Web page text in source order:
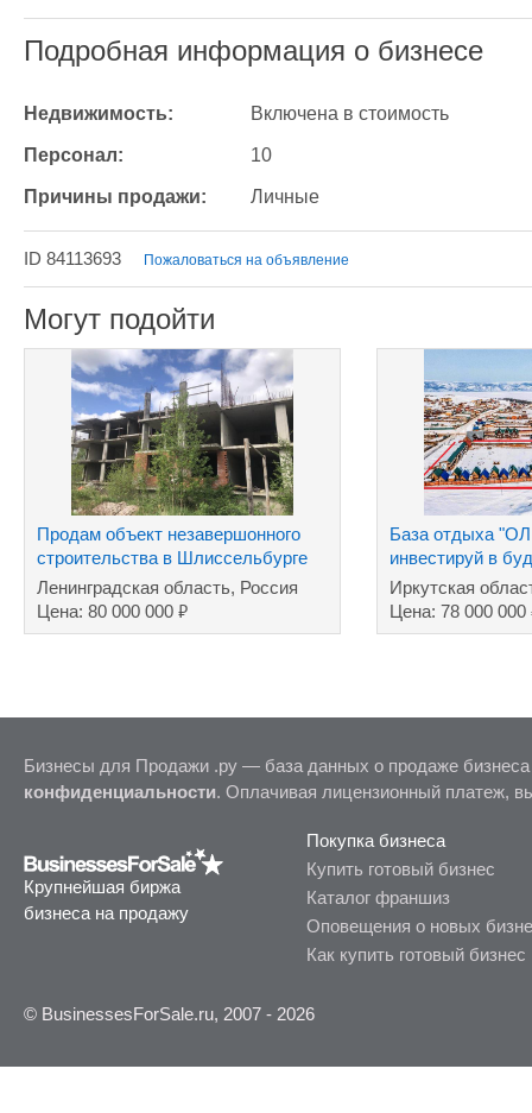
Подробная информация о бизнесе
Недвижимость: Включена в стоимость
Персонал: 10
Причины продажи: Личные
ID 84113693 Пожаловаться на объявление
Могут подойти
Продам объект незавершонного
строительства в Шлиссельбурге
Леноблость
Ленинградская область, Россия
Цена: 80 000 000 ₽
База отдыха
инвестируй в
Иркутская
Цена: 78 000 000
Бизнесы для Продажи .ру — база данных о продаже
конфиденциальности. Оплачивая лицензионный платеж,
Крупнейшая биржа
бизнеса на продажу
Покупка бизнеса
Купить готовый бизнес
Каталог франшиз
Оповещения о новых
Как купить готовый бизнес
© BusinessesForSale.ru, 2007 - 2026